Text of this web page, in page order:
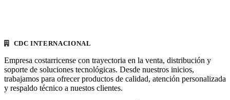
CDC INTERNACIONAL
Empresa costarricense con trayectoria en la venta, distribución y
soporte de soluciones tecnológicas. Desde nuestros inicios,
trabajamos para ofrecer productos de calidad, atención personalizada
y respaldo técnico a nuestos clientes.